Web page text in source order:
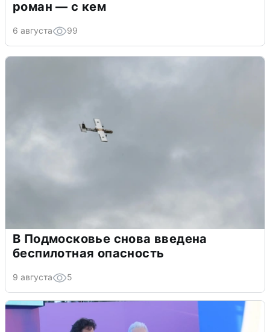
роман — с кем
6 августа 99
В Подмосковье снова введена
беспилотная опасность
9 августа 5